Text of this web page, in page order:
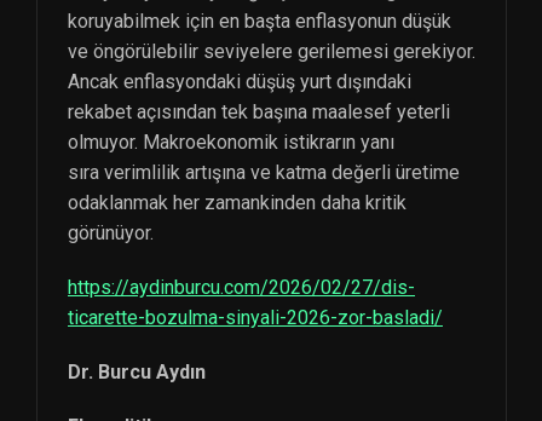
koruyabilmek için en başta enflasyonun düşük
ve öngörülebilir seviyelere gerilemesi gerekiyor.
Ancak enflasyondaki düşüş yurt dışındaki
rekabet açısından tek başına maalesef yeterli
olmuyor. Makroekonomik istikrarın yanı
sıra verimlilik artışına ve katma değerli üretime
odaklanmak her zamankinden daha kritik
görünüyor.
https://aydinburcu.com/2026/02/27/dis-
ticarette-bozulma-sinyali-2026-zor-basladi/
Dr. Burcu Aydın